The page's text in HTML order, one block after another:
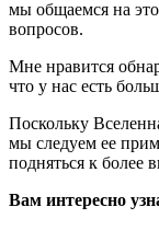
мы общаемся на
вопросов.
Мне нравится
что у нас есть
Поскольку
мы следуем ее
подняться к более
Вам интересно